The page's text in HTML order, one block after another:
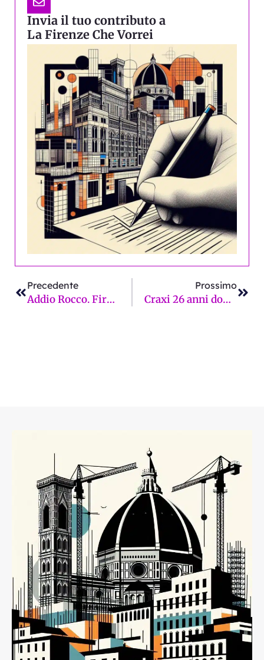
Invia il tuo contributo a
La Firenze Che Vorrei
Precedente
Addio Rocco. Firenze non ha voluto capirti
Prossimo
Craxi 26 anni dopo, la riflessione del fiorentino Bonini